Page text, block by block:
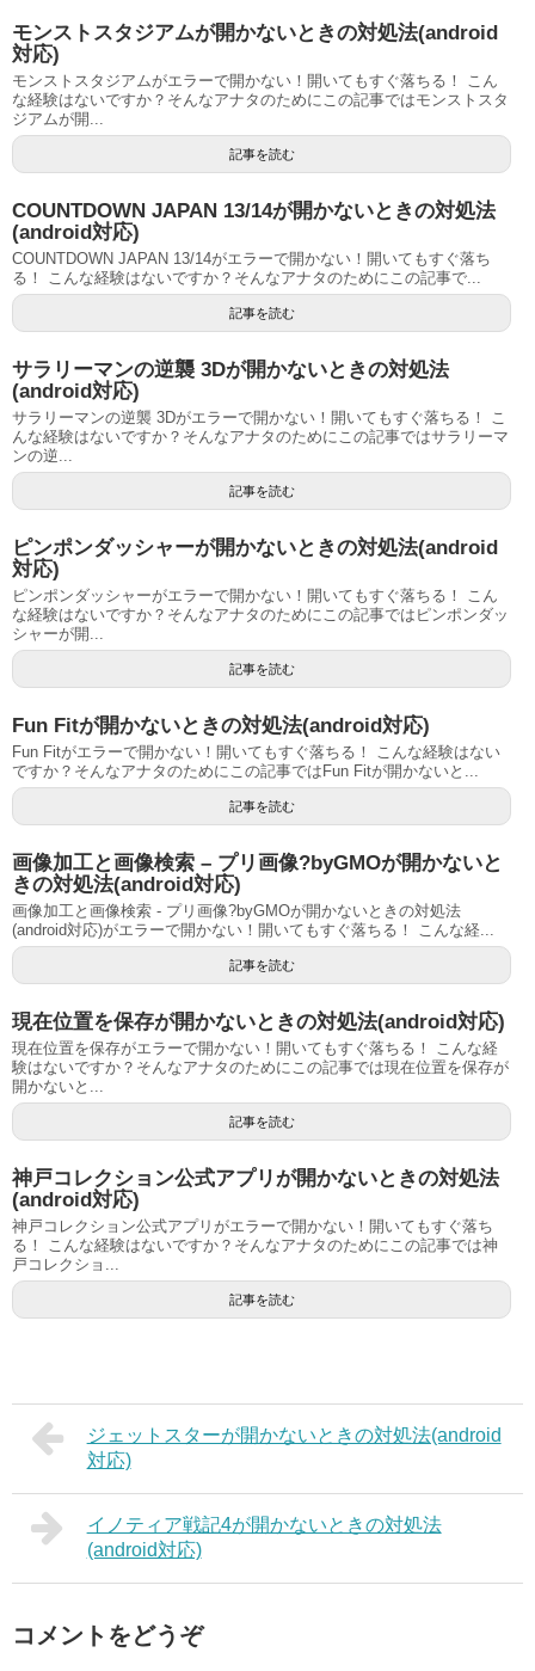
モンストスタジアムが開かないときの対処法(android
対応)
モンストスタジアムがエラーで開かない！開いてもすぐ落ちる！ こん
な経験はないですか？そんなアナタのためにこの記事ではモンストスタ
ジアムが開...
記事を読む
COUNTDOWN JAPAN 13/14が開かないときの対処法
(android対応)
COUNTDOWN JAPAN 13/14がエラーで開かない！開いてもすぐ落ち
る！ こんな経験はないですか？そんなアナタのためにこの記事で...
記事を読む
サラリーマンの逆襲 3Dが開かないときの対処法
(android対応)
サラリーマンの逆襲 3Dがエラーで開かない！開いてもすぐ落ちる！ こ
んな経験はないですか？そんなアナタのためにこの記事ではサラリーマ
ンの逆...
記事を読む
ピンポンダッシャーが開かないときの対処法(android
対応)
ピンポンダッシャーがエラーで開かない！開いてもすぐ落ちる！ こん
な経験はないですか？そんなアナタのためにこの記事ではピンポンダッ
シャーが開...
記事を読む
Fun Fitが開かないときの対処法(android対応)
Fun Fitがエラーで開かない！開いてもすぐ落ちる！ こんな経験はない
ですか？そんなアナタのためにこの記事ではFun Fitが開かないと...
記事を読む
画像加工と画像検索 – プリ画像?byGMOが開かないと
きの対処法(android対応)
画像加工と画像検索 - プリ画像?byGMOが開かないときの対処法
(android対応)がエラーで開かない！開いてもすぐ落ちる！ こんな経...
記事を読む
現在位置を保存が開かないときの対処法(android対応)
現在位置を保存がエラーで開かない！開いてもすぐ落ちる！ こんな経
験はないですか？そんなアナタのためにこの記事では現在位置を保存が
開かないと...
記事を読む
神戸コレクション公式アプリが開かないときの対処法
(android対応)
神戸コレクション公式アプリがエラーで開かない！開いてもすぐ落ち
る！ こんな経験はないですか？そんなアナタのためにこの記事では神
戸コレクショ...
記事を読む
ジェットスターが開かないときの対処法(android
対応)
イノティア戦記4が開かないときの対処法
(android対応)
コメントをどうぞ